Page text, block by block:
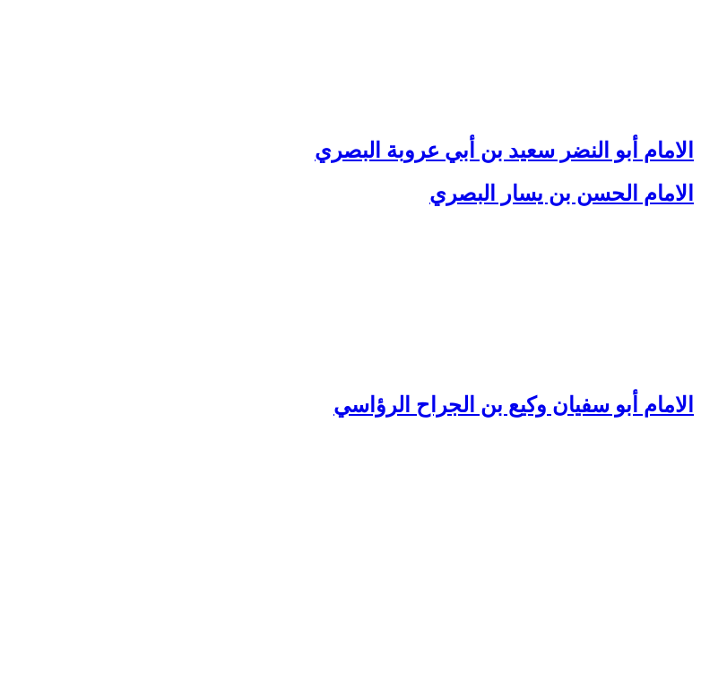
الامام أبو النضر سعيد بن أبي عروبة البصري
الامام الحسن بن يسار البصري
الامام أبو سفيان وكيع بن الجراح الرؤاسي